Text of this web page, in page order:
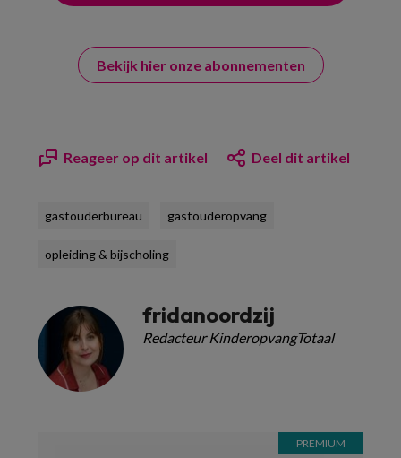
Bekijk hier onze abonnementen
Reageer op dit artikel Deel dit artikel
gastouderbureau gastouderopvang
opleiding & bijscholing
fridanoordzij
Redacteur KinderopvangTotaal